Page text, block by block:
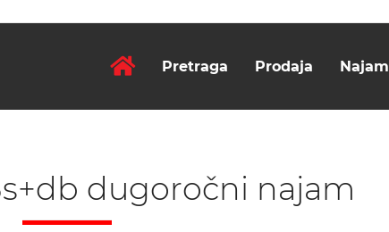
Pretraga Prodaja Najam
dugoročni najam